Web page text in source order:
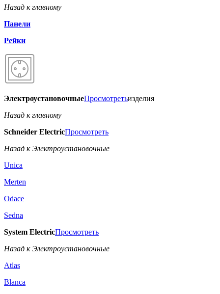
Назад к главному
Панели
Рейки
ЭлектроустановочныеПросмотретьизделия
Назад к главному
Schneider ElectricПросмотреть
Назад к Электроустановочные
Unica
Merten
Odace
Sedna
System ElectricПросмотреть
Назад к Электроустановочные
Atlas
Blanca